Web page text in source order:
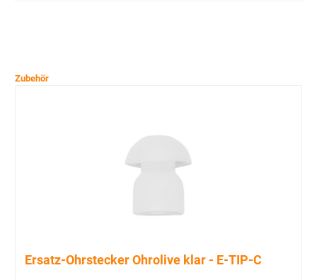
Zubehör
Ersatz-Ohrstecker Ohrolive klar - E-TIP-C